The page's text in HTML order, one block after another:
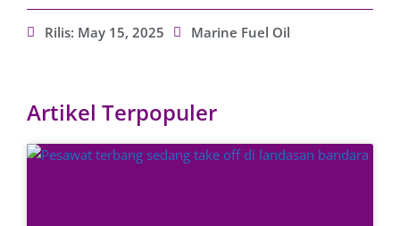
Rilis: May 15, 2025 Marine Fuel Oil
Artikel Terpopuler